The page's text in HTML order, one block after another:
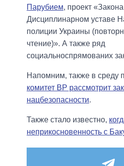
Парубием, проект
Дисциплинарном уставе
полиции Украины
чтение)». А также ряд
социальноспрямованих
Напомним, также в среду
комитет ВР рассмотрит
нацбезопасности.
Также стало известно,
неприкосновенность с